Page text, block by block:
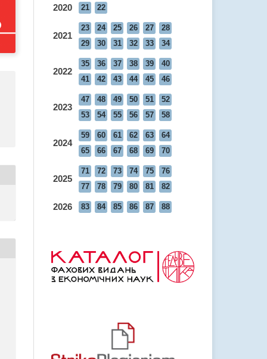
2020 21 22
2021
23 24 25 26 27
28
29
30 31 32 33 34
2022
35 36 37 38 39
40
41
42 43 44 45 46
2023
47 48 49 50 51
52
53
54 55 56 57 58
2024
59 60 61 62 63
64
65
66 67 68 69 70
2025
71 72 73 74 75
76
77
78 79 80 81 82
2026 83 84 85 86 87 88